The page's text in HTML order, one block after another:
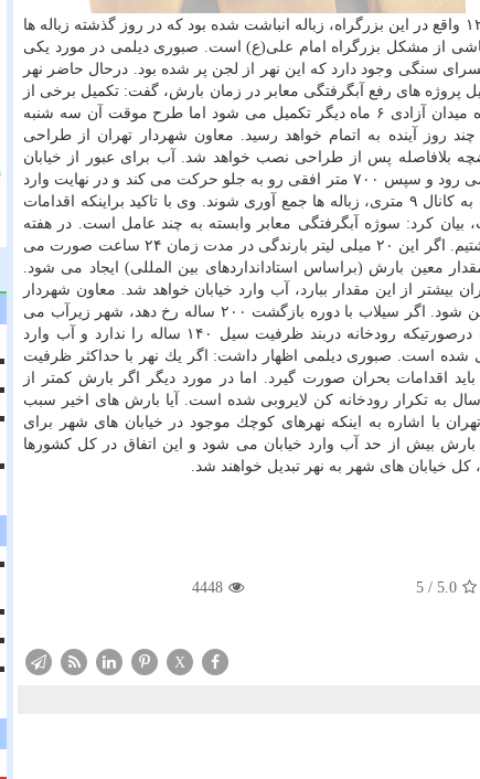
در مورد آب گرفتگی بزرگراه امام علی(ع) نیز بیان كرد: داخل دو لوله ۱۲۰۰ واقع در این بزرگراه، زباله انباشت شده بود كه در روز گذشته زباله ها
ناشی از مشكل بزرگراه امام علی(ع) است. صبوری دیلمی در مورد یكی
سنگی وجود دارد كه این نهر از لجن پر شده بود. درحال حاضر نهر
مورد زمان تكمیل پروژه های رفع آبگرفتگی معابر در زمان بارش، گفت: تكمیل برخی از
پروژه ها نیازمند زمان طولانی تری نسبت به بقیه است. برای مثال پروژه میدان آزادی ۶ ماه دیگر تكمیل می شود اما طرح موقت آن سه شنبه
روز آینده به اتمام خواهد رسید. معاون شهردار تهران از طراحی
بلافاصله پس از طراحی نصب خواهد شد. آب برای عبور از خیابان
پیروزی به سمت بزرگراه امام علی(ع) از یك منهول عمودی ۹ متر پایین می رود و سپس ۷۰۰ متر افقی رو به جلو حركت می كند و در نهایت وارد
كانال می شود. باید یك حوضچه زباله گیر نصب شود كه پیش از ورود آب به كانال ۹ متری، زباله ها جمع آوری شوند. وی با تاكید براینكه اقدامات
بیان كرد: سوژه آبگرفتگی معابر وابسته به چند عامل است. در هفته
گذشته در بعضی از روزها ۲۰ میلی لیتر بارندگی در كمتر از دو ساعت داشتیم. اگر این ۲۰ میلی لیتر بارندگی در مدت زمان ۲۴ ساعت صورت می
معین بارش (براساس استادانداردهای بین المللی) ایجاد می شود.
بیشتر از این مقدار ببارد، آب وارد خیابان خواهد شد. معاون شهردار
تهران افزود: بر طبق بخشنامه موجود شهر باید برای سیلاب ۲۵ ساله ایمن شود. اگر سیلاب با دوره بازگشت ۲۰۰ ساله رخ دهد، شهر زیرآب می
رود. در سیل سال ۱۳۶۶ در دربند، دوره بازگشت سیل ۱۴۰ ساله است درصورتیكه رودخانه دربند ظرفیت سیل ۱۴۰ ساله را ندارد و آب وارد
دربند برای سیل با دوره بازگشت ۲۵ ساله طراحی شده است. صبوری دیلمی اظهار داشت: اگر یك نهر با حداكثر ظرفیت
اقدامات بحران صورت گیرد. اما در مورد دیگر اگر بارش كمتر از
به تكرار رودخانه كن لایروبی شده است. آیا بارش های اخیر سبب
با اشاره به اینكه نهرهای كوچك موجود در خیابان های شهر برای
بیش از حد آب وارد خیابان می شود و این اتفاق در كل كشورها
خیابان های شهر به نهر تبدیل خواهند شد.
5.0
/
5
4448
X